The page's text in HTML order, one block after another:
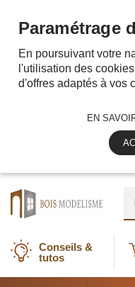
Conseils &
tutos
Paramétrage
En poursuivant votre
l'utilisation des
d'offres adaptés à vos
EN